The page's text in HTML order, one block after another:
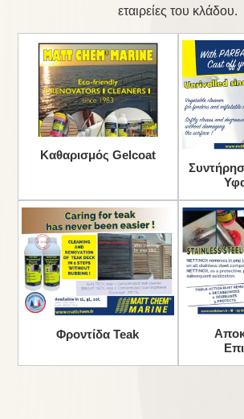
εταιρείες του κλάδου.
Καθαρισμός Gelcoat
Φροντίδα Teak